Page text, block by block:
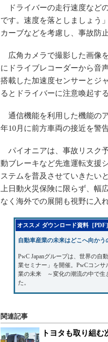
ドライバーの走行速度など
です。速度を落としましょう
カーブなどを考慮し、事故防
広角カメラで撮影した画像
にドライブレコーダーから音
搭載した加速度センサーとジ
るとドライバーに注意喚起する
通信機能を利用した機能の
年10月に前方車両の接近を警
パイオニアは、事故リスク
動ブレーキなど先進運転支援
ステムを普及させていきたい
上日動火災保険に限らず、幅
なく海外での展開も視野に入れ
オススメ ダウンロード資料［PDF
自動車産業の未来はどこへ向かう
PwC Japanグループは、世界の自
業セミナー」を開催。PwCコン
業の未来 ～変化の潮流の中で生
た。
関連記事
トヨタも取り組